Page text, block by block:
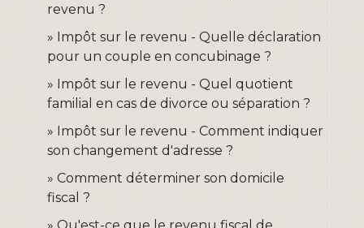
revenu ?
Impôt sur le revenu - Quelle déclaration
pour un couple en concubinage ?
Impôt sur le revenu - Quel quotient
familial en cas de divorce ou séparation ?
Impôt sur le revenu - Comment indiquer
son changement d'adresse ?
Comment déterminer son domicile
fiscal ?
Qu'est-ce que le revenu fiscal de